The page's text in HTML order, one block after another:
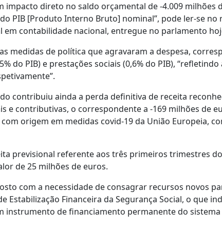
impacto direto no saldo orçamental de -4.009 milhões
PIB [Produto Interno Bruto] nominal”, pode ler-se no
contabilidade nacional, entregue no parlamento
medidas de política que agravaram a despesa,
do PIB) e prestações sociais (0,6% do PIB),
contribuiu ainda a perda definitiva de receita
e contributivas, o correspondente a -169 milhões de
origem em medidas covid-19 da União Europeia,
previsional referente aos três primeiros trimestres
de 25 milhões de euros.
com a necessidade de consagrar recursos novos
Estabilização Financeira da Segurança Social, o que
de financiamento permanente do sistema